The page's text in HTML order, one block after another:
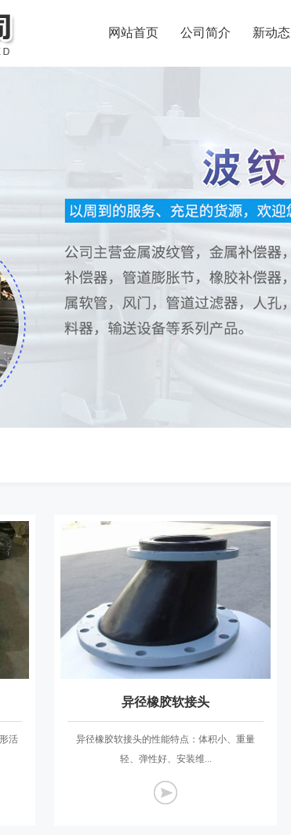
网站首页 公司简介 新动态
活
异径橡胶软接头
异径橡胶软接头的性能特点：体积小、重量
轻、弹性好、安装维...